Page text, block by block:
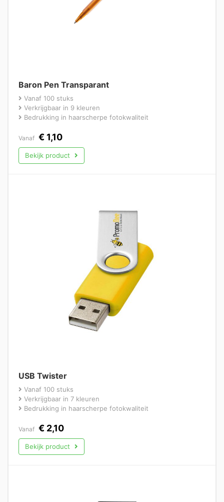
Baron Pen Transparant
Vanaf 100 stuks
Verkrijgbaar in 9 kleuren
Bedrukking in haarscherpe fotokwaliteit
Vanaf € 1,10
Bekijk product
USB Twister
Vanaf 100 stuks
Verkrijgbaar in 7 kleuren
Bedrukking in haarscherpe fotokwaliteit
Vanaf € 2,10
Bekijk product